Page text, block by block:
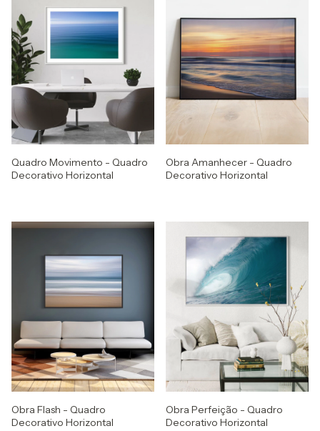
Quadro Movimento - Quadro
Decorativo Horizontal
Obra Amanhecer - Quadro
Decorativo Horizontal
Obra Flash - Quadro
Decorativo Horizontal
Obra Perfeição - Quadro
Decorativo Horizontal